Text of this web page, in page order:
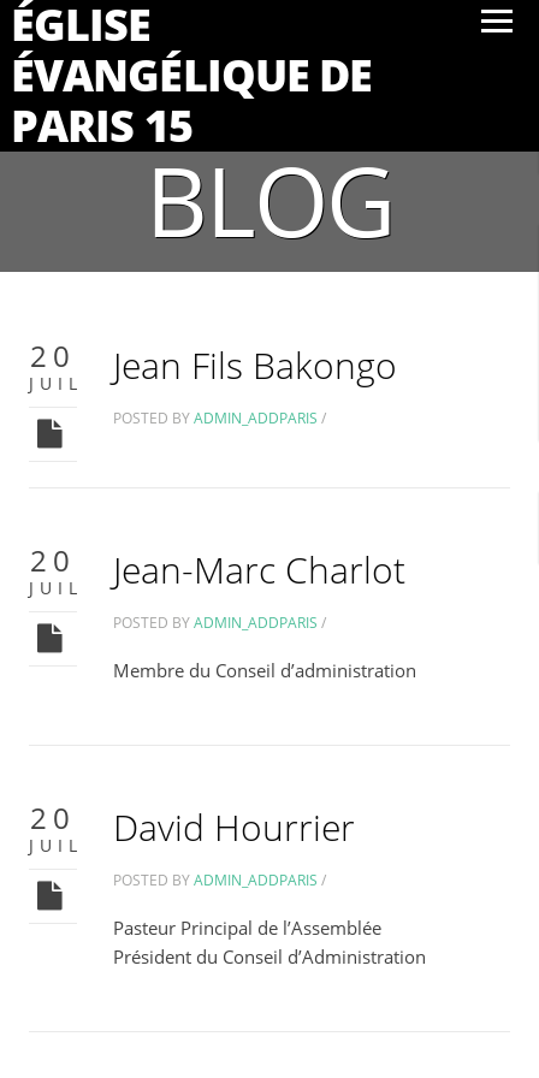
ÉGLISE
ÉVANGÉLIQUE DE
PARIS 15
BLOG
20
JUIL Jean Fils Bakongo
POSTED BYADMIN_ADDPARIS /
20
JUIL Jean-Marc Charlot
POSTED BYADMIN_ADDPARIS /
Membre du Conseil d’administration
20
JUIL David Hourrier
POSTED BYADMIN_ADDPARIS /
Pasteur Principal de l’Assemblée
Président du Conseil d’Administration